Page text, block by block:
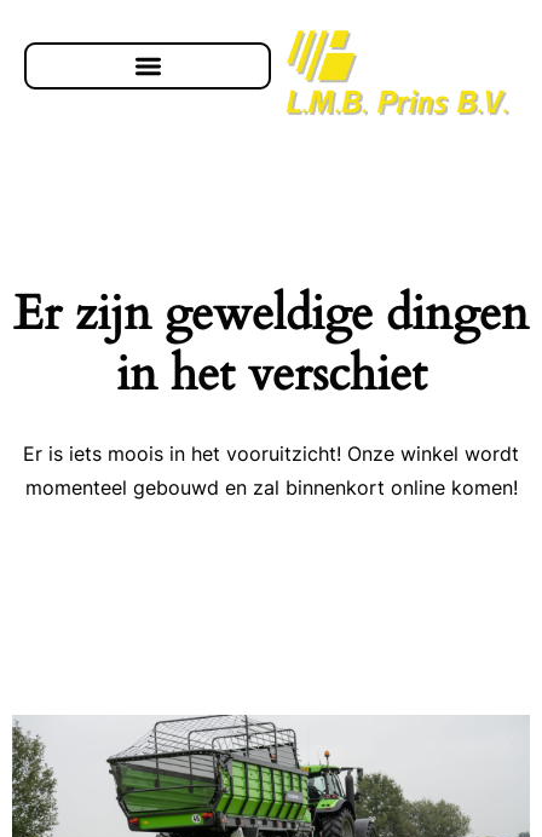
Er zijn geweldige dingen
in het verschiet
Er is iets moois in het vooruitzicht! Onze winkel wordt
momenteel gebouwd en zal binnenkort online komen!